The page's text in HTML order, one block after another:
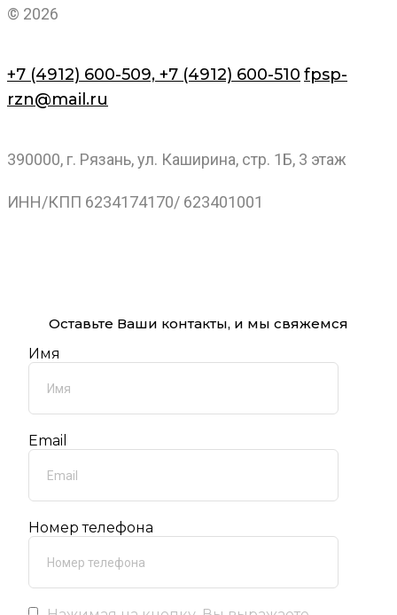
© 2026
+7 (4912) 600-509, +7 (4912) 600-510 fpsp-
rzn@mail.ru
390000, г. Рязань, ул. Каширина, стр. 1Б, 3 этаж
ИНН/КПП 6234174170/ 623401001
Оставьте Ваши контакты, и мы свяжемся
Имя
Email
Номер телефона